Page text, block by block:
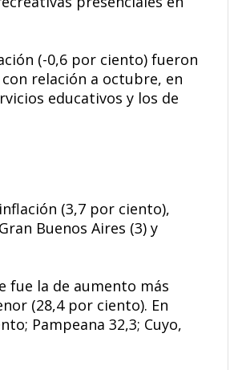
(-0,6 por ciento) fueron
relación a octubre, en
educativos y los de
(3,7 por ciento),
Buenos Aires (3) y
fue la de aumento más
(28,4 por ciento). En
Pampeana 32,3; Cuyo,